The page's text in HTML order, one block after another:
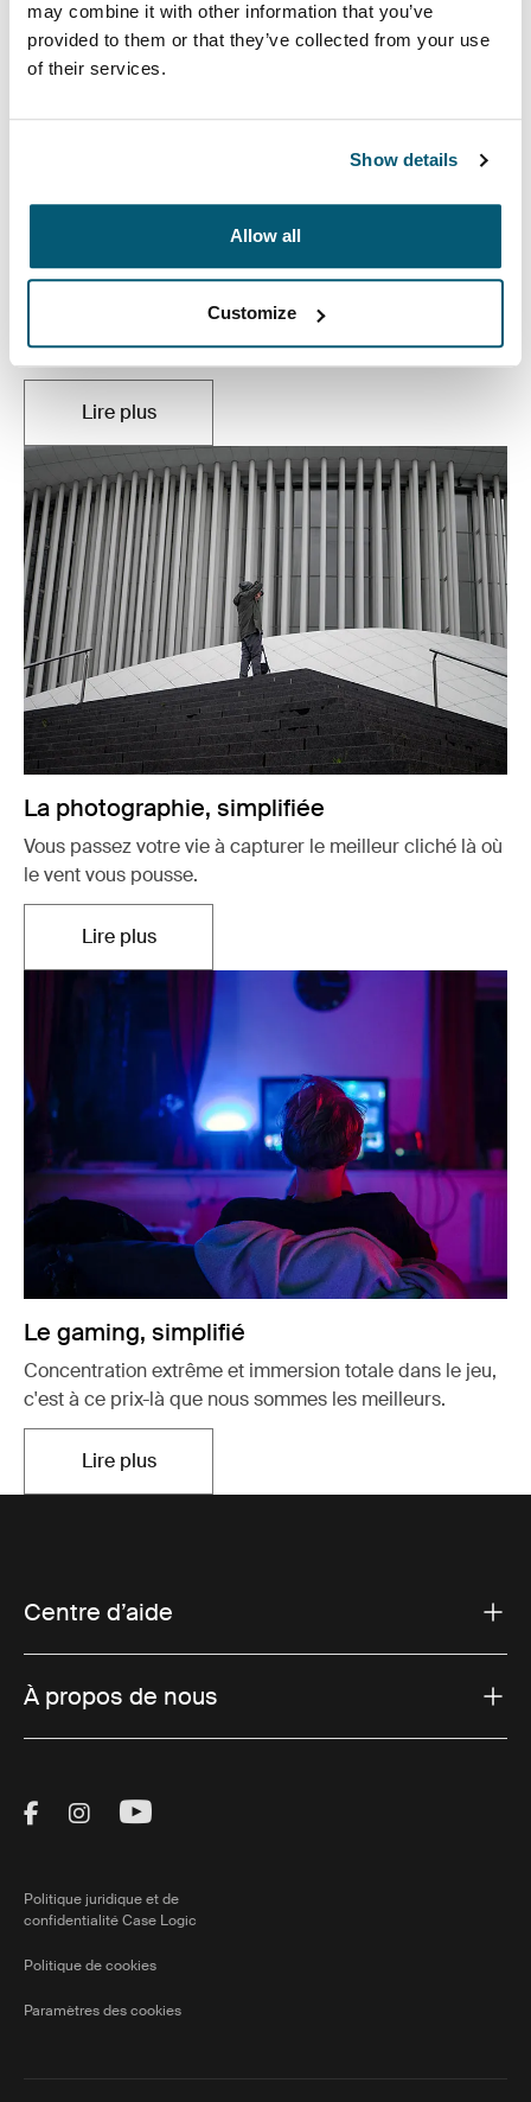
may combine it with other information that you’ve
provided to them or that they’ve collected from your use
of their services.
Show details
Allow all
Customize
répéter dans votre garage, votre musique a le pouvoir
d'émouvoir ceux qui vous écoutent.
Lire plusS'ouvre dans un nouvel onglet
La photographie, simplifiée
Vous passez votre vie à capturer le meilleur cliché là où
le vent vous pousse.
Lire plusS'ouvre dans un nouvel onglet
Le gaming, simplifié
Concentration extrême et immersion totale dans le jeu,
c'est à ce prix-là que nous sommes les meilleurs.
Lire plusS'ouvre dans un nouvel onglet
Centre d’aide
À propos de nous
Visit Thule on Facebook (external link)
Visit Thule on Instagram (external link)
Visit Thule on Youtube (external
Politique juridique et de
confidentialité Case Logic
Politique de cookies
Paramètres des cookies